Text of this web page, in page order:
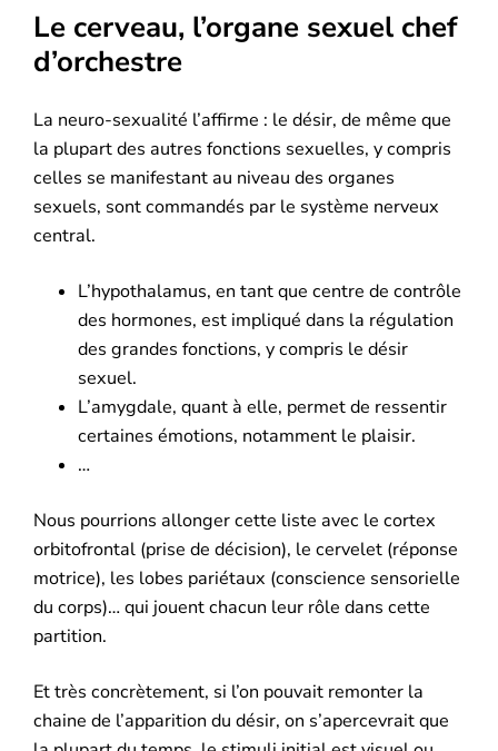
Le cerveau, l’organe sexuel chef
d’orchestre
La neuro-sexualité l’affirme : le désir, de même que
la plupart des autres fonctions sexuelles, y compris
celles se manifestant au niveau des organes
sexuels, sont commandés par le système nerveux
central.
L’hypothalamus, en tant que centre de contrôle
des hormones, est impliqué dans la régulation
des grandes fonctions, y compris le désir
sexuel.
L’amygdale, quant à elle, permet de ressentir
certaines émotions, notamment le plaisir.
…
Nous pourrions allonger cette liste avec le cortex
orbitofrontal (prise de décision), le cervelet (réponse
motrice), les lobes pariétaux (conscience sensorielle
du corps)… qui jouent chacun leur rôle dans cette
partition.
Et très concrètement, si l’on pouvait remonter la
chaine de l’apparition du désir, on s’apercevrait que